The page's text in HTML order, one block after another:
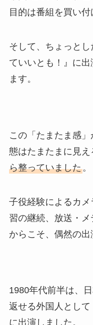
目的は番組を買い付
そして、ちょっと
ていいとも！』に
ます。
この「たまたま感
態はたまたまに見え
ら整っていました。
子役経験によるカ
習の継続、放送・
からこそ、偶然の出
1980年代前半は、
返せる外国人とし
に出演しました。